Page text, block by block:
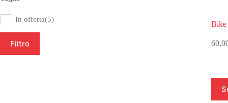
Bike
ha
In offerta(5)
Filtro